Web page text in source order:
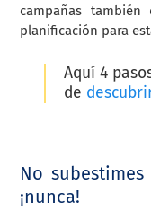
campañas
planificación para
Aquí 4
de
No
¡nunca!